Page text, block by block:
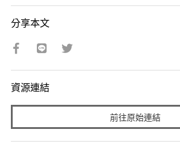
分享本文
資源連結
前往原始連結